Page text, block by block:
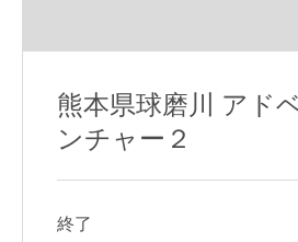
熊本県球磨川 アド
ンチャー２
終了